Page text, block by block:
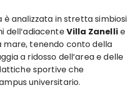
è analizzata in stretta simbiosi
dell’adiacenteVilla Zanelli e
mare, tenendo conto della
a ridosso dell’area e delle
sportive che
universitario.